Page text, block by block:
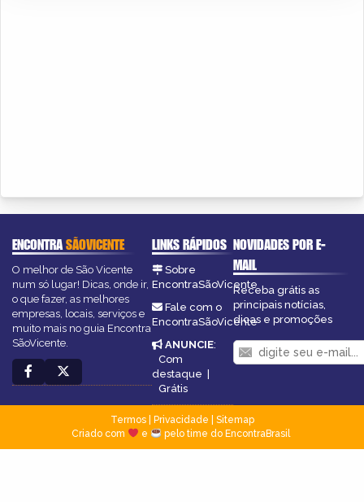
ENCONTRASÃOVICENTE
O melhor de São Vicente
num só lugar! Dicas, onde ir,
o que fazer, as melhores
empresas, locais, serviços e
muito mais no guia Encontra
SãoVicente.
LINKS RÁPIDOS
Sobre
EncontraSãoVicente
Fale com o
EncontraSãoVicente
ANUNCIE:
Com
destaque |
Grátis
NOVIDADES POR E-
MAIL
Receba grátis as
principais notícias,
dicas e promoções
Termos| Privacidade
Sitemap
Criado com
e pelo time do EncontraBrasil